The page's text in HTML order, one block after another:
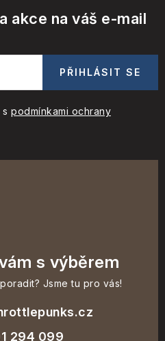
akce na váš e-mail
podmínkami ochrany
PŘIHLÁSIT SE
s výběrem
Jsme tu pro vás!
294 099